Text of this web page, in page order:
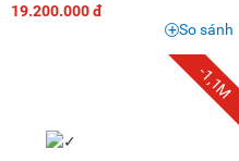
19.200.000 đ
So sánh
-1,1M